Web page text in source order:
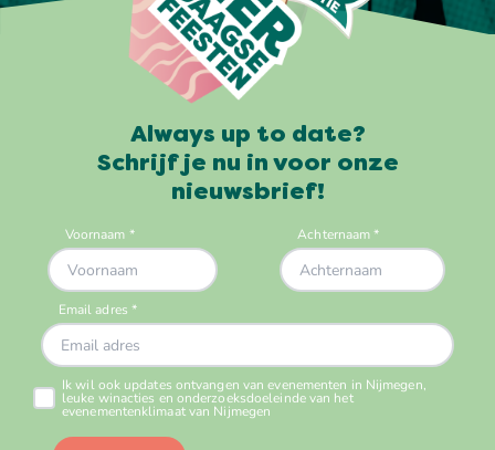
Always up to date?
Schrijf je nu in voor onze
nieuwsbrief!